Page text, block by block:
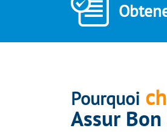
Pourquoi
Assur